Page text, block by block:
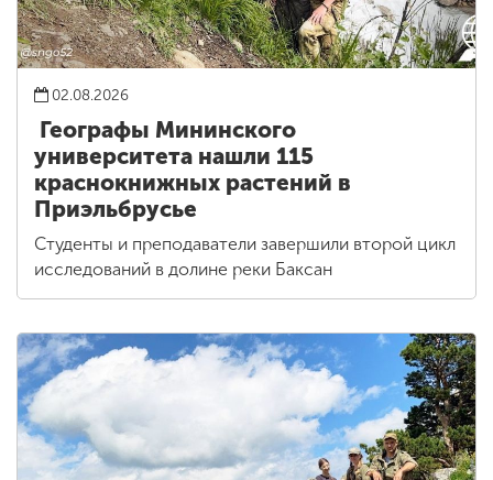
02.08.2026
Географы Мининского
университета нашли 115
краснокнижных растений в
Приэльбрусье
Студенты и преподаватели завершили второй цикл
исследований в долине реки Баксан